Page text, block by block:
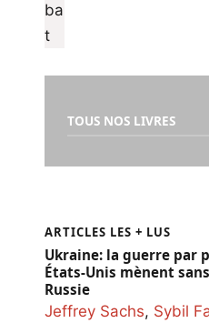
TOUS NOS LIVRES
ARTICLES LES + LUS
Ukraine: la guerre par
États-Unis mènent
Russie
Jeffrey Sachs, Sybil